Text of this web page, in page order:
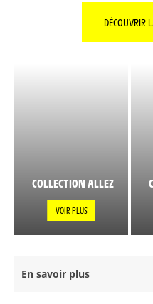
DÉCOUVRIR
COLLECTION ALLEZ
VOIR PLUS
En savoir plus